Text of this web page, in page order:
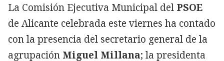
La Comisión Ejecutiva Municipal del PSOE
de Alicante celebrada este viernes ha contado
con la presencia del secretario general de la
agrupación Miguel Millana; la presidenta